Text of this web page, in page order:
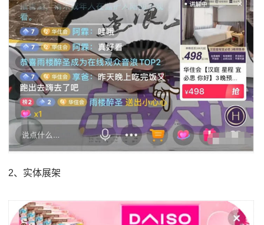
2、实体展架